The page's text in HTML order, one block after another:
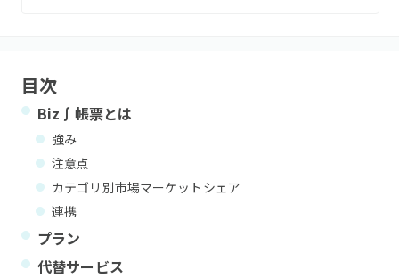
目次
Biz∫帳票とは
強み
注意点
カテゴリ別市場マーケットシェア
連携
プラン
代替サービス